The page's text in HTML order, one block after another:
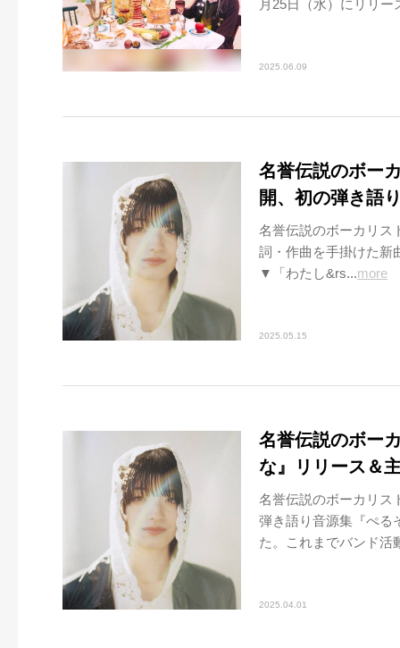
月25日（水）にリリー
2025.06.09
名誉伝説のボー
開、初の弾き語
名誉伝説のボーカリス
詞・作曲を手掛けた新
▼「わたし&rs...more
2025.05.15
名誉伝説のボー
な』リリース＆
名誉伝説のボーカリス
弾き語り音源集『ぺる
た。これまでバンド活
2025.04.01